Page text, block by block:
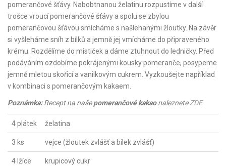
pomerančové šťávy. Nabobtnanou želatinu rozpustíme v další
trošce vroucí pomerančové šťávy a spolu se zbylou
pomerančovou šťávou smícháme s našlehanými žloutky. Na závěr
si vyšleháme sníh z bílků a jemně jej vmícháme do připraveného
krému. Rozdělíme do mističek a dáme ztuhnout do ledničky. Před
podáváním ozdobíme pokrájenými kousky pomeranče, posypeme
jemně mletou skořicí a vanilkovým cukrem. Vyzkoušejte například
v kombinaci s pomerančovým kakaem.
Poznámka:Recept na našepomerančové kakaonalezneteZDE
4 plátek želatina
3 ks vejce (žloutek zvlášť a bílek zvlášť)
4 lžíce krupicový cukr